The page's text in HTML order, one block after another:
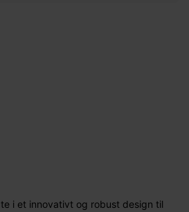
i et innovativt og robust design til